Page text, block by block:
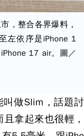
，整合各界爆料，
左依序是iPhone 1
17 air。圖／
叫做Slim，話題討
拿起來也很輕，